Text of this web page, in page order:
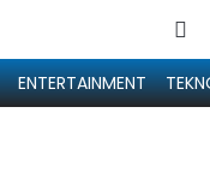
ENTERTAINMENT